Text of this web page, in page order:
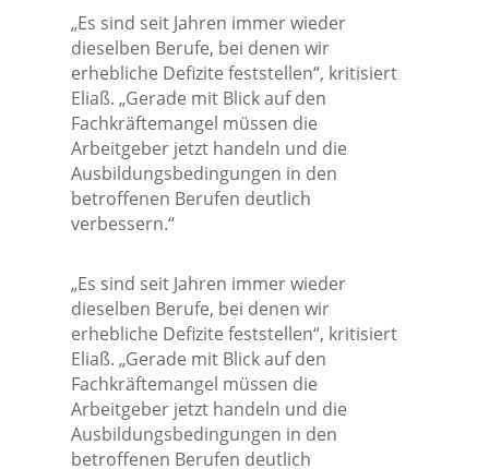
„Es sind seit Jahren immer wieder
dieselben Berufe, bei denen wir
erhebliche Defizite feststellen“, kritisiert
Eliaß. „Gerade mit Blick auf den
Fachkräftemangel müssen die
Arbeitgeber jetzt handeln und die
Ausbildungsbedingungen in den
betroffenen Berufen deutlich
verbessern.“
„Es sind seit Jahren immer wieder
dieselben Berufe, bei denen wir
erhebliche Defizite feststellen“, kritisiert
Eliaß. „Gerade mit Blick auf den
Fachkräftemangel müssen die
Arbeitgeber jetzt handeln und die
Ausbildungsbedingungen in den
betroffenen Berufen deutlich